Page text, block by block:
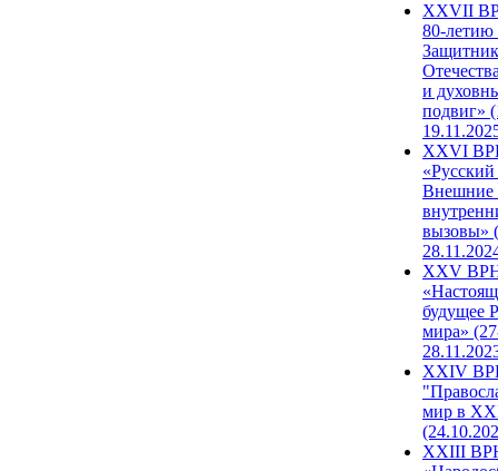
ХХVII
80-
и
подвиг»
XXVI
Внешние
вызовы»
XXV
будущее
мира»
XXIV
мир в
XXIII